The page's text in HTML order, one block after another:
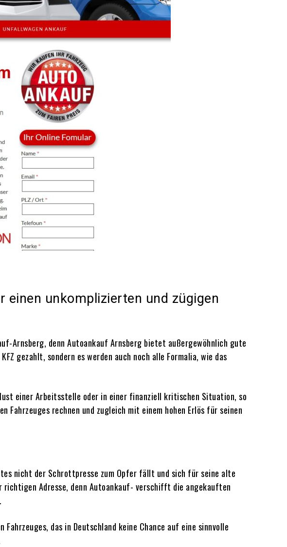
unkomplizierten und zügigen
Arnsberg, denn Autoankauf Arnsberg bietet außergewöhnlich gute
gezahlt, sondern es werden auch noch alle Formalia, wie das
einer Arbeitsstelle oder in einer finanziell kritischen Situation, so
rechnen und zugleich mit einem hohen Erlös für seinen
nicht der Schrottpresse zum Opfer fällt und sich für seine alte
Adresse, denn Autoankauf- verschifft die angekauften
das in Deutschland keine Chance auf eine sinnvolle